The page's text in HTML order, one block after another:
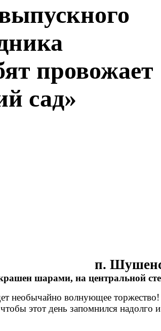
провожает
сад»
п.
шарами, на центральной
необычайно волнующее
этот день запомнился